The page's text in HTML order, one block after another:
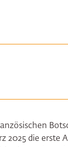
2025 die erste